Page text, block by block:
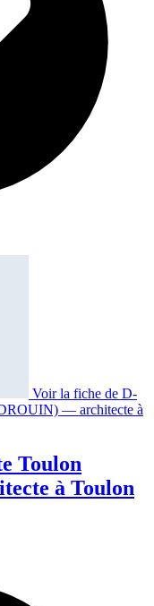
Voir la fiche de D-
— architecte à
Toulon
à Toulon